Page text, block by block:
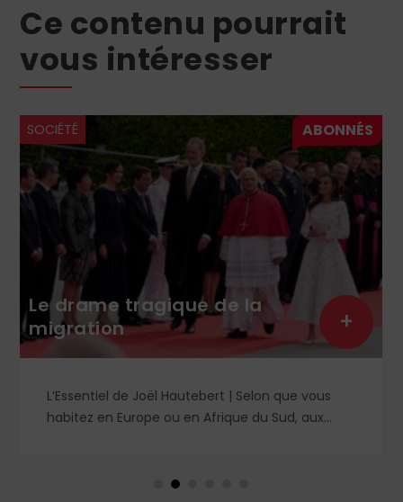
Ce contenu pourrait
vous intéresser
SOCIÉTÉ
Le drame tragique de la
migration
L’Essentiel de Joël Hautebert | Selon que vous
habitez en Europe ou en Afrique du Sud, aux
événements aux Pays-Bas ou en Irlande
+